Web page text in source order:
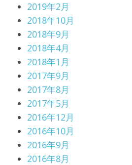
2019年2月
2018年10月
2018年9月
2018年4月
2018年1月
2017年9月
2017年8月
2017年5月
2016年12月
2016年10月
2016年9月
2016年8月